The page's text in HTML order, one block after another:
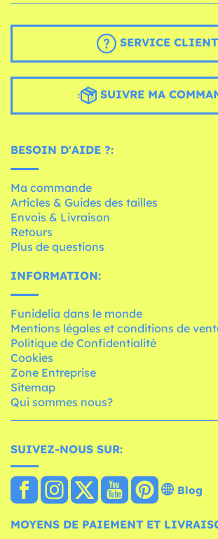
SERVICE CLIENT
SUIVRE MA
BESOIN D'AIDE ?:
Ma commande
Articles & Guides des tailles
Envois & Livraison
Retours
Plus de questions
INFORMATION:
Funidelia dans le monde
Mentions légales et conditions de
Politique de Confidentialité
Cookies
Zone Entreprise
Sitemap
Qui sommes nous?
SUIVEZ-NOUS SUR:
Blog
MOYENS DE PAIEMENT ET